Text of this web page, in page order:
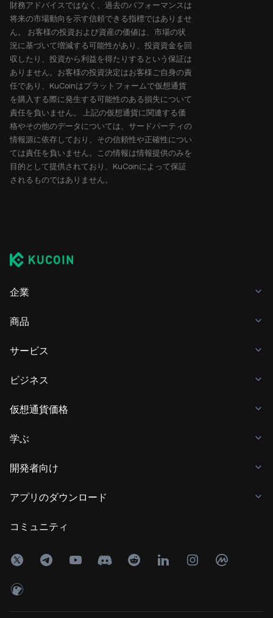
財務アドバイスではなく、過去のパフォーマンスは
将来の市場動向を示す信頼できる指標ではありませ
ん。 お客様の投資および資産の価値は、市場の状
況に基づいて増減する可能性があり、投資資金を回
収したり、投資から利益を得たりするという保証は
ありません。お客様の投資決定はお客様ご自身の責
任であり、KuCoinはプラットフォームで仮想通貨
を購入する際に発生する可能性のある損失について
責任を負いません。 上記の仮想通貨に関連する価
格やその他のデータについては、サードパーティの
情報源に依存しており、その信頼性や正確性につい
ては責任を負いません。この情報は情報提供のみを
目的として提供されており、KuCoinによって保証
されるものではありません。
企業
商品
サービス
ビジネス
仮想通貨価格
学ぶ
開発者向け
アプリのダウンロード
コミュニティ